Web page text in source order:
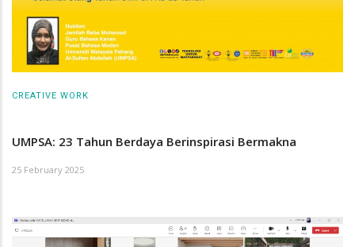
CREATIVE WORK
UMPSA: 23 Tahun Berdaya Berinspirasi Bermakna
25 February 2025